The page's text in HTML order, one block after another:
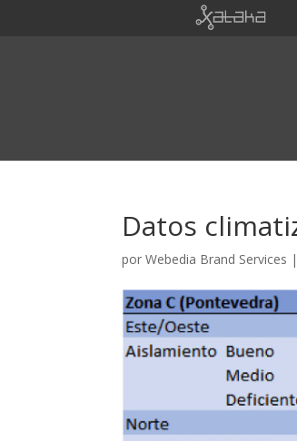
Datos
porWebedia Brand Services